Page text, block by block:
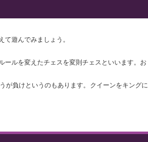
遊んでみましょう。
ルを変えたチェスを変則チェスといいます。お
負けというのもあります。クイーンをキングに